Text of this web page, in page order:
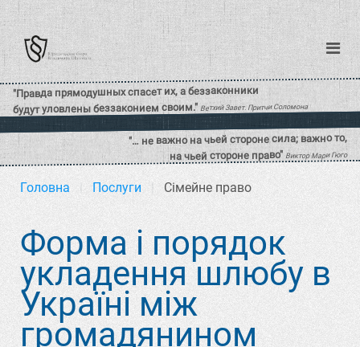
Головна Послуги Сімейне право
Форма і порядок
укладення шлюбу в
Україні між
громадянином